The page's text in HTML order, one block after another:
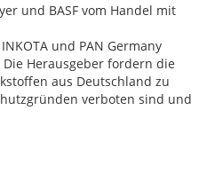
und BASF vom Handel mit
und PAN Germany
Herausgeber fordern die
aus Deutschland zu
verboten sind und